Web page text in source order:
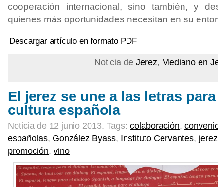
cooperación internacional, sino también, y
quienes más oportunidades necesitan en su
Descargar artículo en formato PDF
Noticia de Jerez, Mediano en
El jerez se une a las letras
cultura española
Noticia de 12 junio 2013. Tags: colaboración,
españolas, González Byass, Instituto Cervantes, jerez
promoción, vino